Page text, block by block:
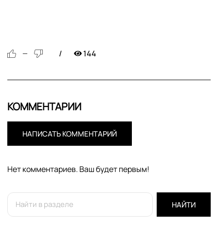
— 144
КОММЕНТАРИИ
НАПИСАТЬ КОММЕНТАРИЙ
Нет комментариев. Ваш будет первым!
НАЙТИ